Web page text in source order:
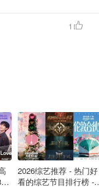
1
2026综艺推荐 - 热门好
看的综艺节目排行榜 -